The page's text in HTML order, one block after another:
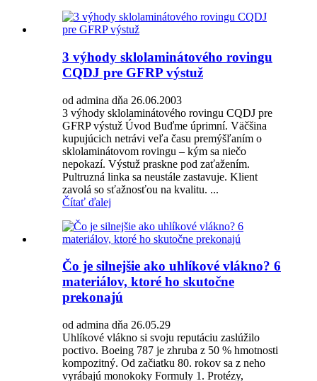
3 výhody sklolaminátového rovingu
CQDJ pre GFRP výstuž
od admina dňa 26.06.2003
3 výhody sklolaminátového rovingu CQDJ pre
GFRP výstuž Úvod Buďme úprimní. Väčšina
kupujúcich netrávi veľa času premýšľaním o
sklolaminátovom rovingu – kým sa niečo
nepokazí. Výstuž praskne pod zaťažením.
Pultruzná linka sa neustále zastavuje. Klient
zavolá so sťažnosťou na kvalitu. ...
Čítať ďalej
Čo je silnejšie ako uhlíkové vlákno? 6
materiálov, ktoré ho skutočne
prekonajú
od admina dňa 26.05.29
Uhlíkové vlákno si svoju reputáciu zaslúžilo
poctivo. Boeing 787 je zhruba z 50 % hmotnosti
kompozitný. Od začiatku 80. rokov sa z neho
vyrábajú monokoky Formuly 1. Protézy,